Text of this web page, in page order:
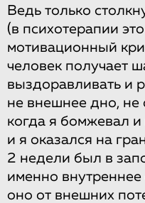
Ведь только
(в психотерапии
мотивационный
человек получает
выздоравливать и
не внешнее дно, не
когда я бомжевал
и я оказался на
2 недели был в
именно
оно от внешних